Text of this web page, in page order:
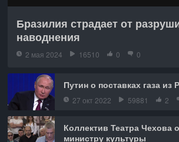
Бразилия страдает от
наводнения
2 мая 2024 16510 0 0
Путин о поставках газа
27 окт 2022 59881 2
Коллектив Театра Чехова
министру культуры